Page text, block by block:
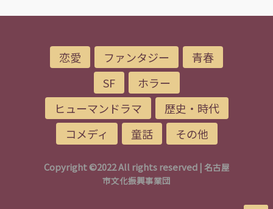
恋愛 ファンタジー
青春
SF
ホラー
ヒューマンドラマ
歴史・時代
コメディ
童話 その他
Copyright ©2022 All rights reserved | 名古屋
市文化振興事業団